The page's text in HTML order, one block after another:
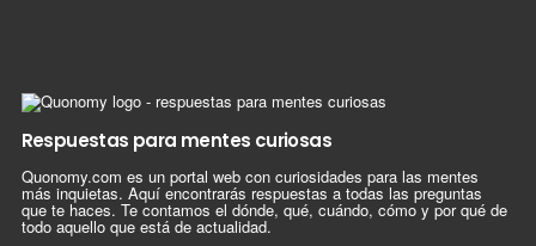
Respuestas para mentes curiosas
Quonomy.com es un portal web con curiosidades para las mentes
más inquietas. Aquí encontrarás respuestas a todas las preguntas
que te haces. Te contamos el dónde, qué, cuándo, cómo y por qué de
todo aquello que está de actualidad.